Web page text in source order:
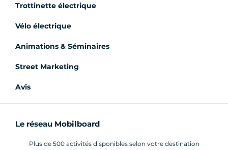
Trottinette électrique
Vélo électrique
Animations & Séminaires
Street Marketing
Avis
Le réseau Mobilboard
Plus de 500 activités disponibles selon votre destination